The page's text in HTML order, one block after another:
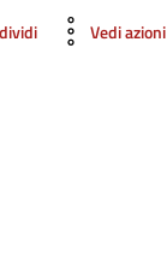
Vedi azioni